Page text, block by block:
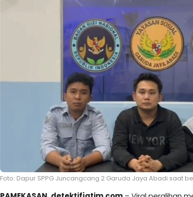
Foto: Dapur SPPG Juncangcang 2 Garuda Jaya Abadi saat